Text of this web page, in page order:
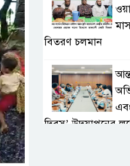
বিতরণ চলমান
দিবস’ উদযাপনের